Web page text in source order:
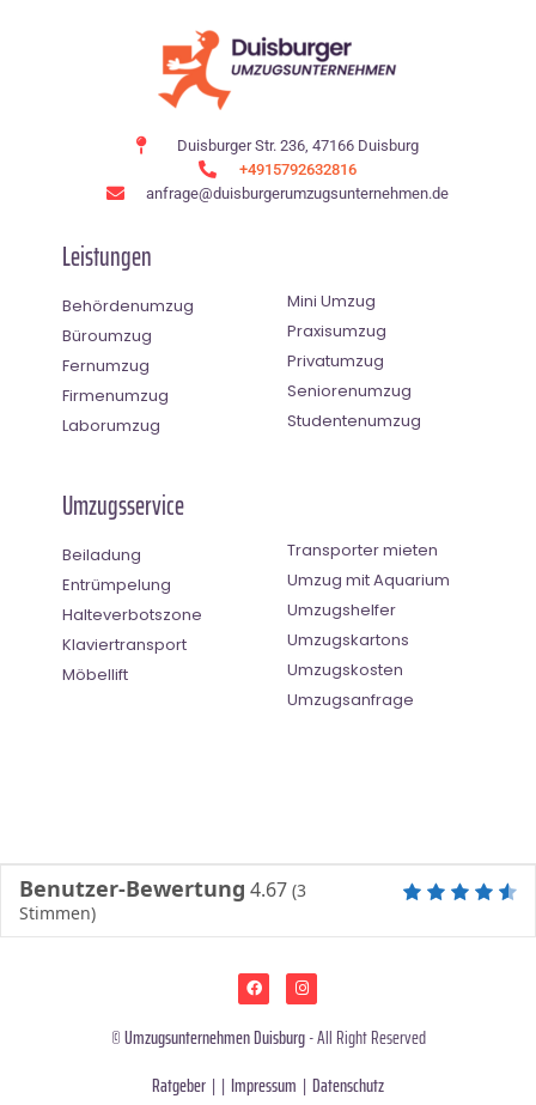
Duisburger Str. 236, 47166 Duisburg
+4915792632816
anfrage@duisburgerumzugsunternehmen.de
Leistungen
Behördenumzug
Büroumzug
Fernumzug
Firmenumzug
Laborumzug
Mini Umzug
Praxisumzug
Privatumzug
Seniorenumzug
Studentenumzug
Umzugsservice
Beiladung
Entrümpelung
Halteverbotszone
Klaviertransport
Möbellift
Transporter mieten
Umzug mit Aquarium
Umzugshelfer
Umzugskartons
Umzugskosten
Umzugsanfrage
Benutzer-Bewertung 4.67 (3
Stimmen)
©Umzugsunternehmen Duisburg- All Right Reserved
Ratgeber | | Impressum | Datenschutz